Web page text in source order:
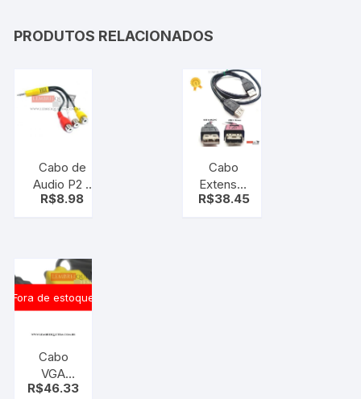
PRODUTOS RELACIONADOS
Cabo de
Audio P2 x
RCA para
componente
(rca fêmea)
R$8.98
Cabo
Extensor
usb 2.0
R$38.45
Fora de estoque
Cabo
VGA
femea
R$46.33